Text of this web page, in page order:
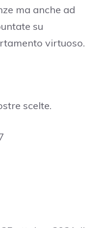
ma anche ad
su
virtuoso.
scelte.